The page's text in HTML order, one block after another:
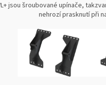
jsou šroubované upínače,
nehrozí prasknutí při